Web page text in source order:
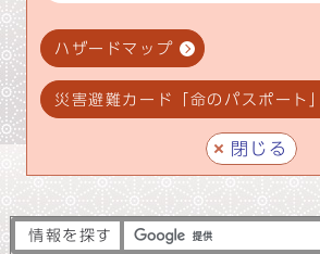
ハザードマップ
災害避難カード「命のパスポート」
閉じる
情報を探す